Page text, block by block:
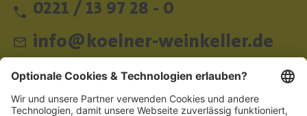
0221 / 13 97 28 - 0
info@koelner-weinkeller.de
Schnellzugriff